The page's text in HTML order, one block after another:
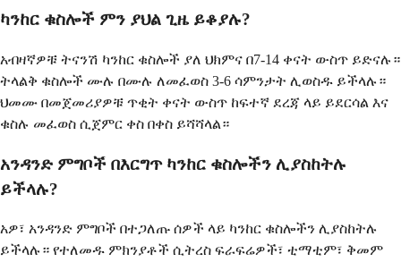
ካንከር ቁስሎች ምን ያህል ጊዜ ይቆያሉ?
አብዛኛዎቹ ትናንሽ ካንከር ቁስሎች ያለ ህክምና በ7-14 ቀናት ውስጥ ይድናሉ።
ትላልቅ ቁስሎች ሙሉ በሙሉ ለመፈወስ 3-6 ሳምንታት ሊወስዱ ይችላሉ።
ህመሙ በመጀመሪያዎቹ ጥቂት ቀናት ውስጥ ከፍተኛ ደረጃ ላይ ይደርሳል እና
ቁስሉ መፈወስ ሲጀምር ቀስ በቀስ ይሻሻላል።
አንዳንድ ምግቦች በእርግጥ ካንከር ቁስሎችን ሊያስከትሉ
ይችላሉ?
አዎ፣ አንዳንድ ምግቦች በተጋለጡ ሰዎች ላይ ካንከር ቁስሎችን ሊያስከትሉ
ይችላሉ። የተለመዱ ምክንያቶች ሲትረስ ፍራፍሬዎች፣ ቲማቲም፣ ቅመም